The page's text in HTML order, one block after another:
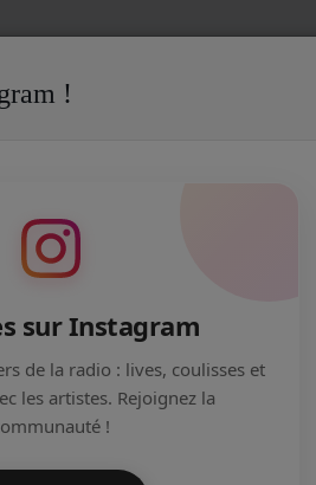
30 MARS 2017
!
sur Instagram
de la radio : lives, coulisses et
les artistes. Rejoignez la
!